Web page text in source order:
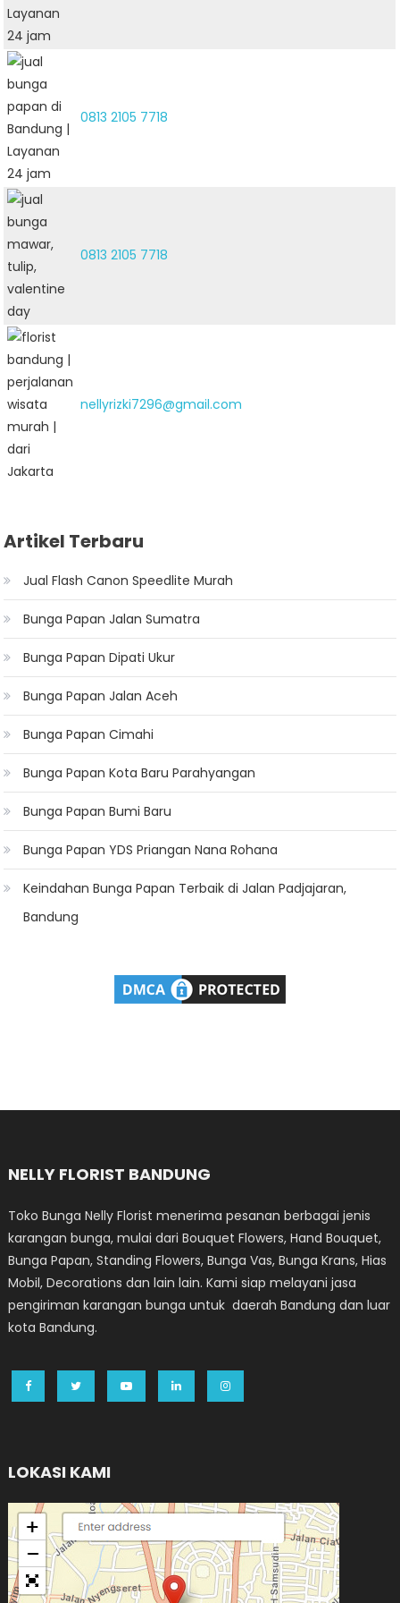
0813 2105 7718
0813 2105 7718
nellyrizki7296@gmail.com
Artikel Terbaru
Jual Flash Canon Speedlite Murah
Bunga Papan Jalan Sumatra
Bunga Papan Dipati Ukur
Bunga Papan Jalan Aceh
Bunga Papan Cimahi
Bunga Papan Kota Baru Parahyangan
Bunga Papan Bumi Baru
Bunga Papan YDS Priangan Nana Rohana
Keindahan Bunga Papan Terbaik di Jalan Padjajaran,
Bandung
NELLY FLORIST BANDUNG
Toko Bunga Nelly Florist menerima pesanan berbagai jenis
karangan bunga, mulai dari Bouquet Flowers, Hand Bouquet,
Bunga Papan, Standing Flowers, Bunga Vas, Bunga Krans, Hias
Mobil, Decorations dan lain lain. Kami siap melayani jasa
pengiriman karangan bunga untuk daerah Bandung dan luar
kota Bandung.
LOKASI KAMI